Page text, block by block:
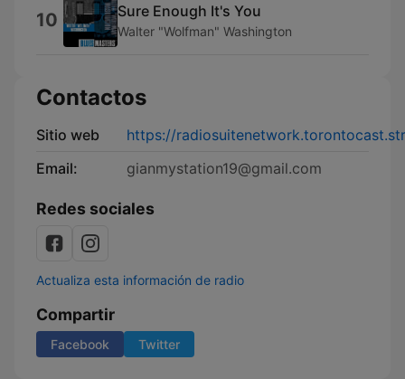
10 Sure Enough It's You
Walter "Wolfman" Washington
Contactos
Sitio web
https://
Email:
gianmystation19@gmail.com
Redes sociales
Actualiza esta información de radio
Compartir
Facebook Twitter